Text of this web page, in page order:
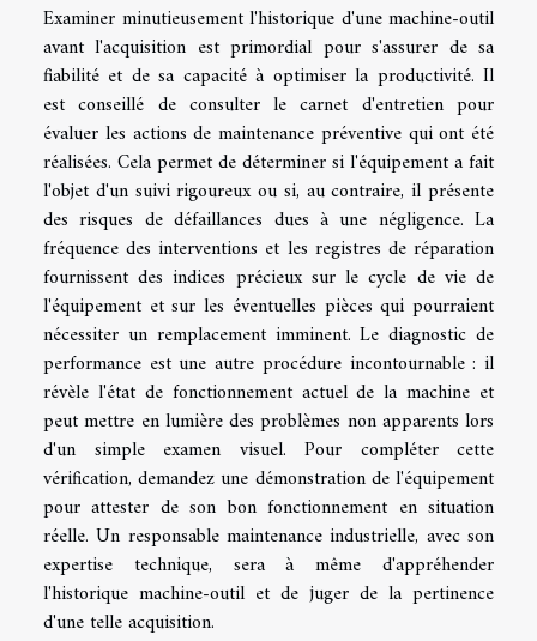
Examiner minutieusement l'historique d'une machine-outil
avant l'acquisition est primordial pour s'assurer de sa
fiabilité et de sa capacité à optimiser la productivité. Il
est conseillé de consulter le carnet d'entretien pour
évaluer les actions de maintenance préventive qui ont été
réalisées. Cela permet de déterminer si l'équipement a fait
l'objet d'un suivi rigoureux ou si, au contraire, il présente
des risques de défaillances dues à une négligence. La
fréquence des interventions et les registres de réparation
fournissent des indices précieux sur le cycle de vie de
l'équipement et sur les éventuelles pièces qui pourraient
nécessiter un remplacement imminent. Le diagnostic de
performance est une autre procédure incontournable : il
révèle l'état de fonctionnement actuel de la machine et
peut mettre en lumière des problèmes non apparents lors
d'un simple examen visuel. Pour compléter cette
vérification, demandez une démonstration de l'équipement
pour attester de son bon fonctionnement en situation
réelle. Un responsable maintenance industrielle, avec son
expertise technique, sera à même d'appréhender
l'historique machine-outil et de juger de la pertinence
d'une telle acquisition.